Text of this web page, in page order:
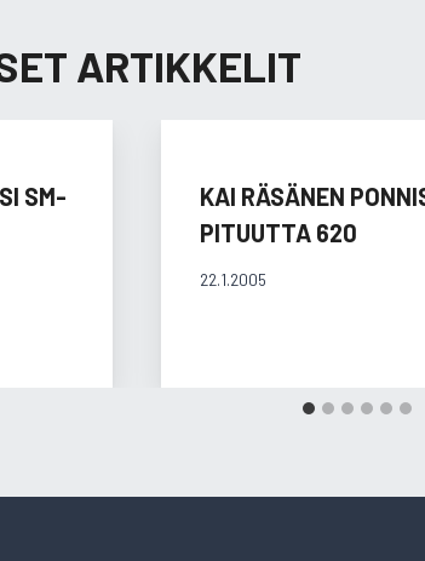
ARTIKKELIT
SM-
KAI RÄSÄNEN
PITUUTTA 620
22.1.2005